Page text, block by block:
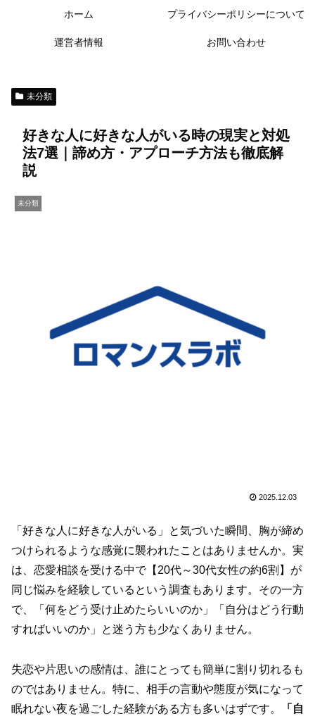
ホーム プライバシーポリシーについて
運営者情報 お問い合わせ
未分類
好きな人に好きな人がいる時の現実と対処
法7選｜諦め方・アプローチ方法も徹底解
説
未分類
2025.12.03
「好きな人に好きな人がいる」と気づいた瞬間、胸が締め
つけられるような感覚に襲われたことはありませんか。実
は、恋愛相談を受ける中で【20代～30代女性の約6割】が
同じ悩みを経験しているという調査もあります。その一方
で、「何をどう受け止めたらいいのか」「自分はどう行動
すればいいのか」と迷う方も少なくありません。
失恋や片思いの感情は、誰にとっても簡単に割り切れるも
のではありません。特に、相手の言動や態度が気になって
眠れない夜を過ごした経験がある方も多いはずです。
「自